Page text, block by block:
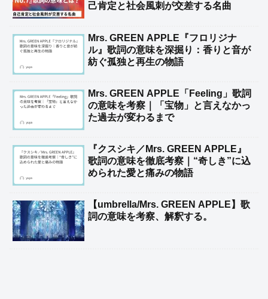
己肯定と社会風刺が交差する名曲
Mrs. GREEN APPLE『フロリジナ
ル』歌詞の意味を深掘り：香りと音が
紡ぐ孤独と再生の物語
Mrs. GREEN APPLE「Feeling」歌詞
の意味を考察｜「宝物」と言えなかっ
た過去が変わるまで
『クスシキ／Mrs. GREEN APPLE』
歌詞の意味を徹底考察｜“奇しき”に込
められた愛と痛みの物語
【umbrella/Mrs. GREEN APPLE】歌
詞の意味を考察、解釈する。